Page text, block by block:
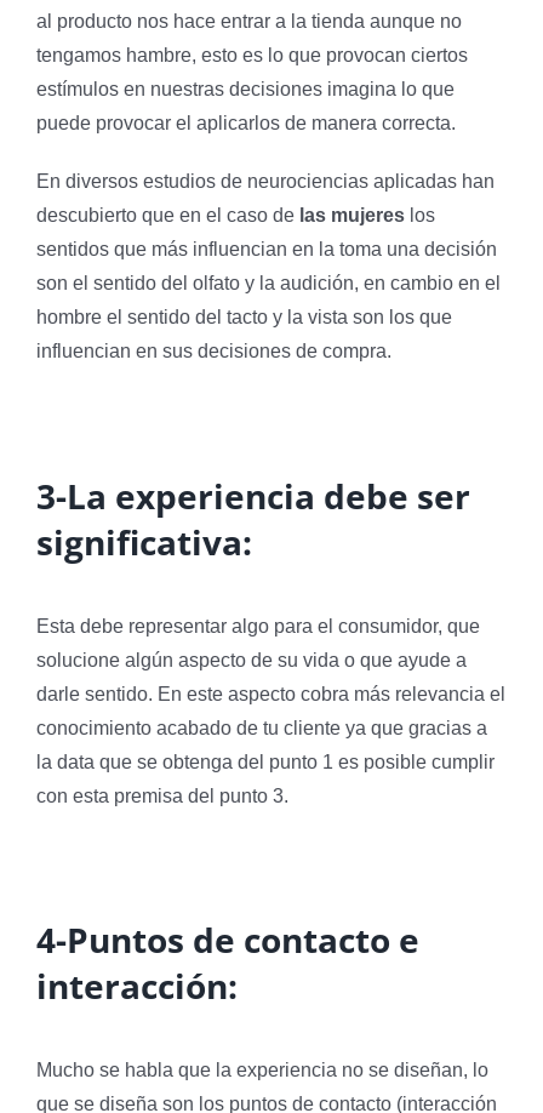
al producto nos hace entrar a la tienda aunque no
tengamos hambre, esto es lo que provocan ciertos
estímulos en nuestras decisiones imagina lo que
puede provocar el aplicarlos de manera correcta.
En diversos estudios de neurociencias aplicadas han
descubierto que en el caso de las mujeres los
sentidos que más influencian en la toma una decisión
son el sentido del olfato y la audición, en cambio en el
hombre el sentido del tacto y la vista son los que
influencian en sus decisiones de compra.
3-La experiencia debe ser
significativa:
Esta debe representar algo para el consumidor, que
solucione algún aspecto de su vida o que ayude a
darle sentido. En este aspecto cobra más relevancia el
conocimiento acabado de tu cliente ya que gracias a
la data que se obtenga del punto 1 es posible cumplir
con esta premisa del punto 3.
4-Puntos de contacto e
interacción:
Mucho se habla que la experiencia no se diseñan, lo
que se diseña son los puntos de contacto (interacción